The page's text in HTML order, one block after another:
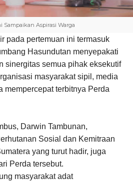
Sampaikan Aspirasi Warga
pada pertemuan ini termasuk
Hasundutan menyepakati
sinergitas semua pihak eksekutif
masyarakat sipil, media
mempercepat terbitnya Perda
Darwin Tambunan,
Sosial dan Kemitraan
yang turut hadir, juga
Perda tersebut.
masyarakat adat